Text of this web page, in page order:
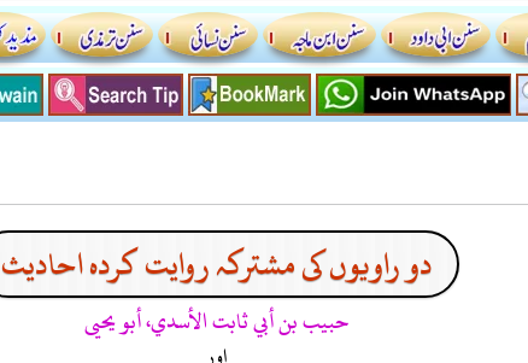
دو راویوں کی مشترکہ روایت کردہ احادیث
حبيب بن أبي ثابت الأسدي، أبو يحيى